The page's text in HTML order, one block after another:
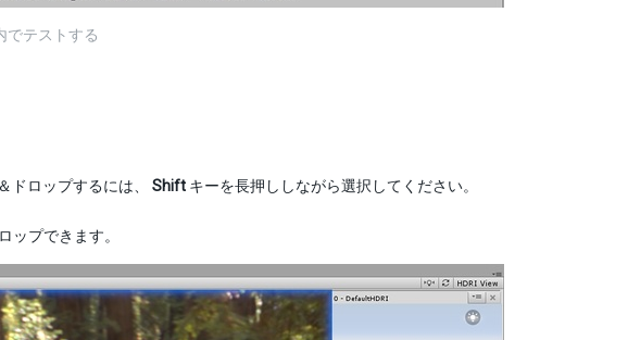
でテストする
ドロップするには、 Shift キーを長押ししながら選択してください。
ップできます。